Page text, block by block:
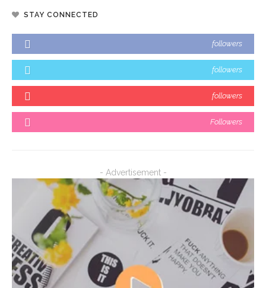
STAY CONNECTED
followers
followers
followers
Followers
- Advertisement -